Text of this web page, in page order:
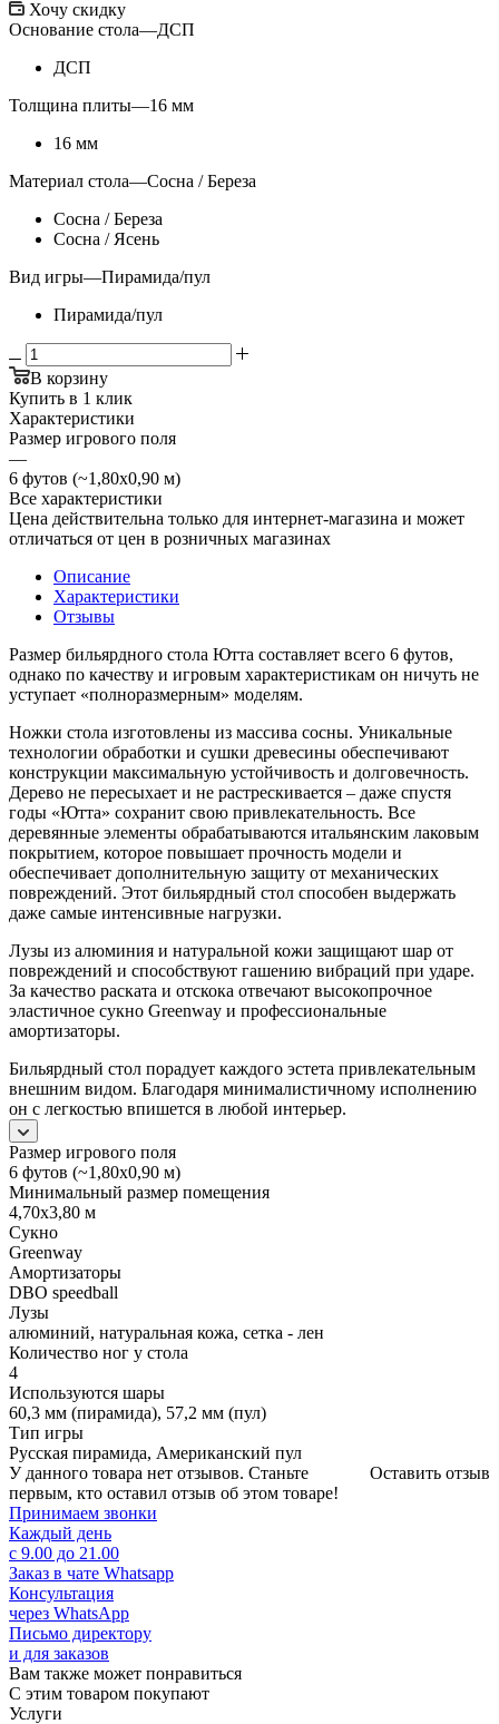
Хочу скидку
Основание стола—ДСП
ДСП
Толщина плиты—16 мм
16 мм
Материал стола—Сосна / Береза
Сосна / Береза
Сосна / Ясень
Вид игры—Пирамида/пул
Пирамида/пул
В корзину
Купить в 1 клик
Характеристики
Размер игрового поля
—
6 футов (~1,80х0,90 м)
Все характеристики
Цена действительна только для интернет-магазина и может
отличаться от цен в розничных магазинах
Описание
Характеристики
Отзывы
Размер бильярдного стола Ютта составляет всего 6 футов,
однако по качеству и игровым характеристикам он ничуть не
уступает «полноразмерным» моделям.
Ножки стола изготовлены из массива сосны. Уникальные
технологии обработки и сушки древесины обеспечивают
конструкции максимальную устойчивость и долговечность.
Дерево не пересыхает и не растрескивается – даже спустя
годы «Ютта» сохранит свою привлекательность. Все
деревянные элементы обрабатываются итальянским лаковым
покрытием, которое повышает прочность модели и
обеспечивает дополнительную защиту от механических
повреждений. Этот бильярдный стол способен выдержать
даже самые интенсивные нагрузки.
Лузы из алюминия и натуральной кожи защищают шар от
повреждений и способствуют гашению вибраций при ударе.
За качество раската и отскока отвечают высокопрочное
эластичное сукно Greenway и профессиональные
амортизаторы.
Бильярдный стол порадует каждого эстета привлекательным
внешним видом. Благодаря минималистичному исполнению
он с легкостью впишется в любой интерьер.
Размер игрового поля
6 футов (~1,80х0,90 м)
Минимальный размер помещения
4,70х3,80 м
Сукно
Greenway
Амортизаторы
DBO speedball
Лузы
алюминий, натуральная кожа, сетка - лен
Количество ног у стола
4
Используются шары
60,3 мм (пирамида), 57,2 мм (пул)
Тип игры
Русская пирамида, Американский пул
Оставить отзыв
У данного товара нет отзывов. Станьте
первым, кто оставил отзыв об этом товаре!
Принимаем звонки
Каждый день
с 9.00 до 21.00
Заказ в чате Whatsapp
Консультация
через WhatsApp
Письмо директору
и для заказов
Вам также может понравиться
С этим товаром покупают
Услуги